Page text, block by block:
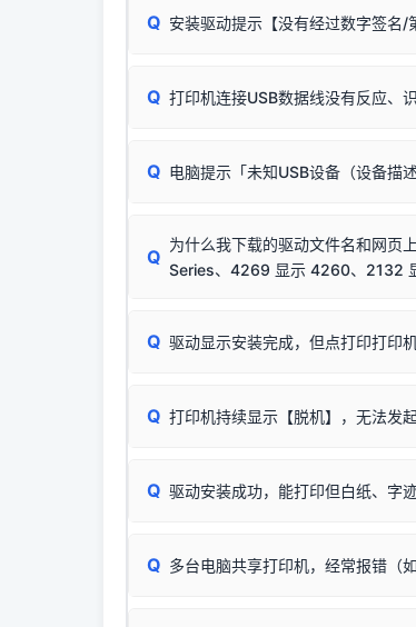
由于本站驱动包集成了32位和64位驱
✔ 可
结论：
Q 安装驱动提示【没有经过数字签名/
🛡️ 本站驱动均经过严格签名。但由于
该报错是因为老款打印机官方使用的
（提醒：此方式仅在安装老款驱动时临
Q 打印机连接USB数据线没有反应、
首先确认打印机电源已开启，USB
排除线材松动后，可尝试更换一条
Q 电脑提示「未知USB设备（设备描
将USB数据线两端全部拔下，重新
台式电脑请务必插在机箱后置USB
尝试更换一条带双磁环屏蔽的优质
Q
为什么我下载的驱动文件名和网页
Series、4269 显示 4260、2132
这是打印机行业普遍采用的**官方命
为了提高开发和维护效率，官方只会
📌 行业常见典型例子（它们共用同
：HP Smart Tank 511、515、
Q 驱动显示安装完成，但点打印打印
观察打印机指示灯： 🟢 绿灯常亮
进行简易复印测试（限一体机）：
❌ 复印无反应/打印白纸 = 打印机
Q 打印机持续显示【脱机】，无法发起
进入系统打印队列，点击顶部「打
完整图文修复指导：打印机显示脱机
Q 驱动安装成功，能打印但白纸、字
机身自检或复印同样不正常：激光
Q 多台电脑共享打印机，经常报错（